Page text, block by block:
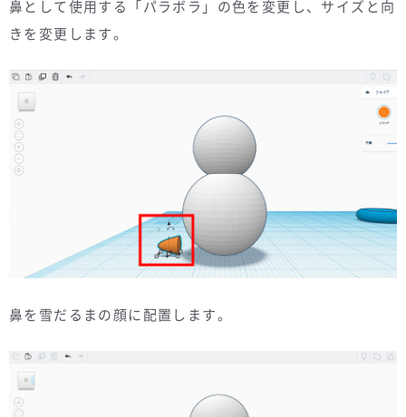
鼻として使用する「パラボラ」の色を変更し、サイズと向
きを変更します。
鼻を雪だるまの顔に配置します。